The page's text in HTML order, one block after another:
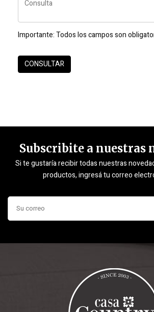
Importante:Todos los campos son
Subscribite a nuestras
Si te gustaría recibir todas nuestras
productos, ingresá tu correo